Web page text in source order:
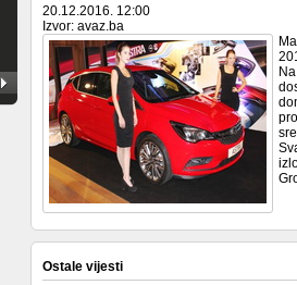
20.12.2016. 12:00
Izvor: avaz.ba
Ostale vijesti